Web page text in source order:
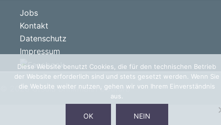
© 2026 Ursula Brinkmann Couture
Jobs
Kontakt
Datenschutz
Impressum
Diese Website benutzt Cookies, die für den technischen Betrieb
der Website erforderlich sind und stets gesetzt werden. Wenn Sie
die Website weiter nutzen, gehen wir von Ihrem Einverständnis
aus.
OK NEIN